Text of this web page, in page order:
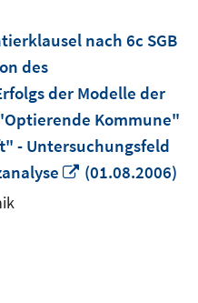
nach 6c SGB
des
der Modelle der
Kommune"
- Untersuchungsfeld
In
(01.08.2006)